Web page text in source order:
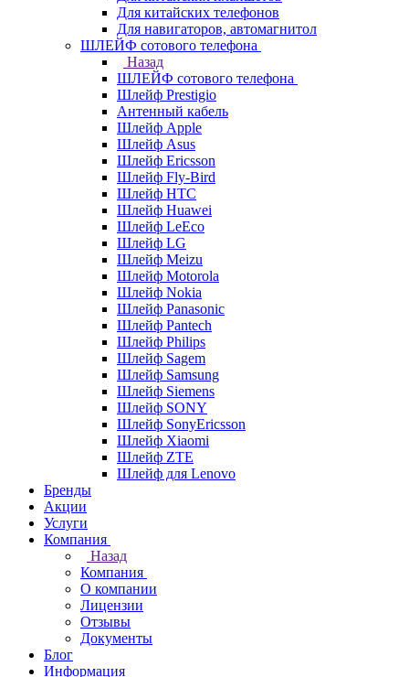
Для китайских телефонов
Для навигаторов, автомагнитол
ШЛЕЙФ сотового телефона
Назад
ШЛЕЙФ сотового телефона
Шлейф Prestigio
Антенный кабель
Шлейф Apple
Шлейф Asus
Шлейф Ericsson
Шлейф Fly-Bird
Шлейф HTC
Шлейф Huawei
Шлейф LeEco
Шлейф LG
Шлейф Meizu
Шлейф Motorola
Шлейф Nokia
Шлейф Panasonic
Шлейф Pantech
Шлейф Philips
Шлейф Sagem
Шлейф Samsung
Шлейф Siemens
Шлейф SONY
Шлейф SonyEricsson
Шлейф Xiaomi
Шлейф ZTE
Шлейф для Lenovo
Бренды
Акции
Услуги
Компания
Назад
Компания
О компании
Лицензии
Отзывы
Документы
Блог
Информация